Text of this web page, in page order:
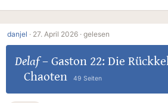
danjel · 27. April 2026 · gelesen
Delaf– Gaston 22: Die
Chaoten
49 Seiten